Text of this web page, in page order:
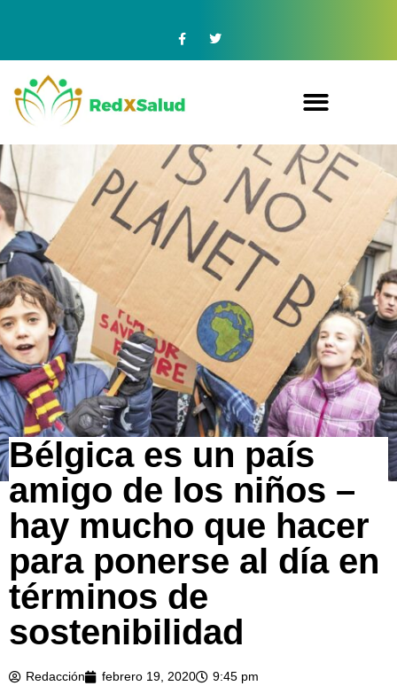
Bélgica es un país
amigo de los niños –
hay mucho que hacer
para ponerse al día en
términos de
sostenibilidad
Redacción febrero 19, 2020 9:45 pm